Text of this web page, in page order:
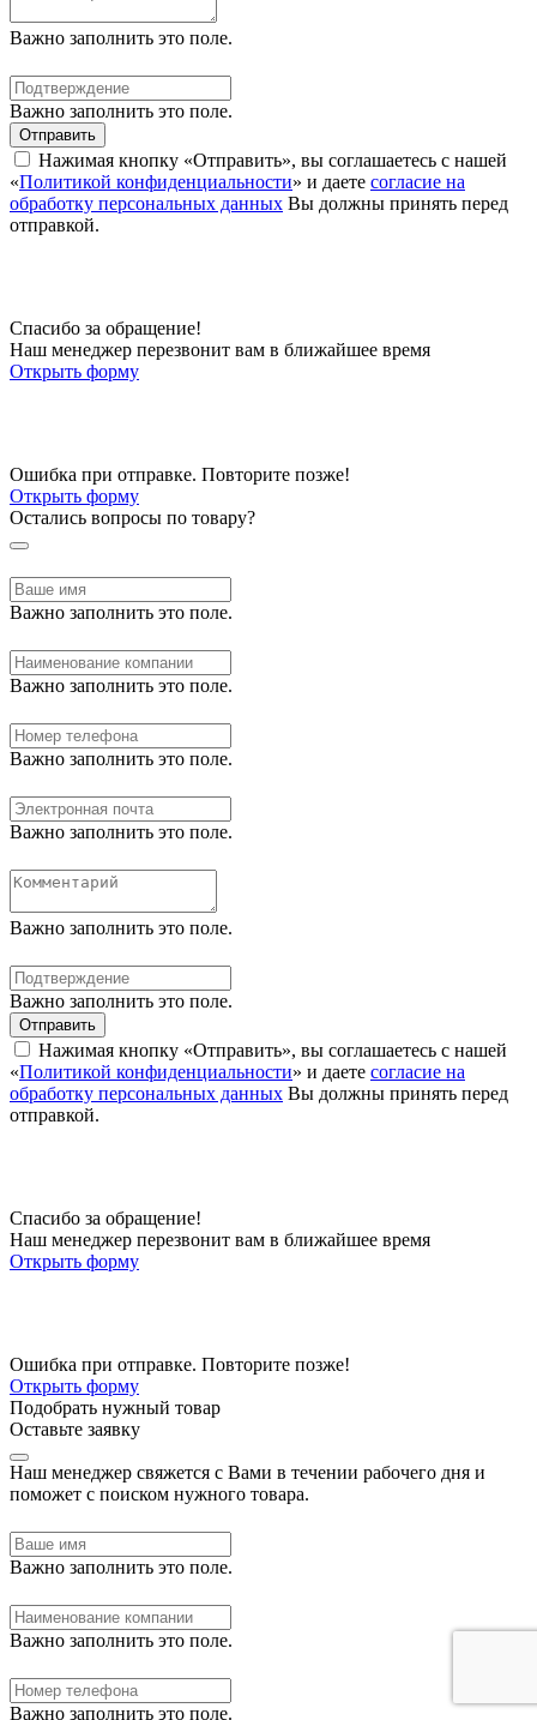
Важно заполнить это поле.
Важно заполнить это поле.
Отправить
Нажимая кнопку «Отправить», вы соглашаетесь с нашей
«Политикой конфиденциальности» и даете согласие на
обработку персональных данных Вы должны принять перед
отправкой.
Спасибо за обращение!
Наш менеджер перезвонит вам в ближайшее время
Открыть форму
Ошибка при отправке. Повторите позже!
Открыть форму
Остались вопросы по товару?
Важно заполнить это поле.
Важно заполнить это поле.
Важно заполнить это поле.
Важно заполнить это поле.
Важно заполнить это поле.
Важно заполнить это поле.
Отправить
Нажимая кнопку «Отправить», вы соглашаетесь с нашей
«Политикой конфиденциальности» и даете согласие на
обработку персональных данных Вы должны принять перед
отправкой.
Спасибо за обращение!
Наш менеджер перезвонит вам в ближайшее время
Открыть форму
Ошибка при отправке. Повторите позже!
Открыть форму
Подобрать нужный товар
Оставьте заявку
Наш менеджер свяжется с Вами в течении рабочего дня и
поможет с поиском нужного товара.
Важно заполнить это поле.
Важно заполнить это поле.
Важно заполнить это поле.